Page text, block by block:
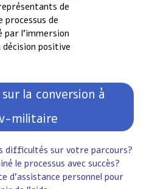
de
processus de
par l’immersion
positive
la conversion à
militaire
difficultés sur votre parcours?
le processus avec succès?
d’assistance personnel pour